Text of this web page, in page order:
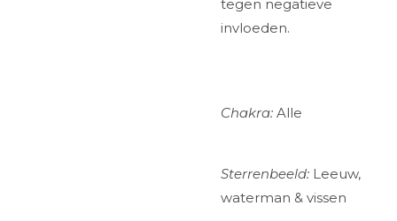
tegen negatieve
invloeden.
Chakra: Alle
Sterrenbeeld: Leeuw,
waterman & vissen